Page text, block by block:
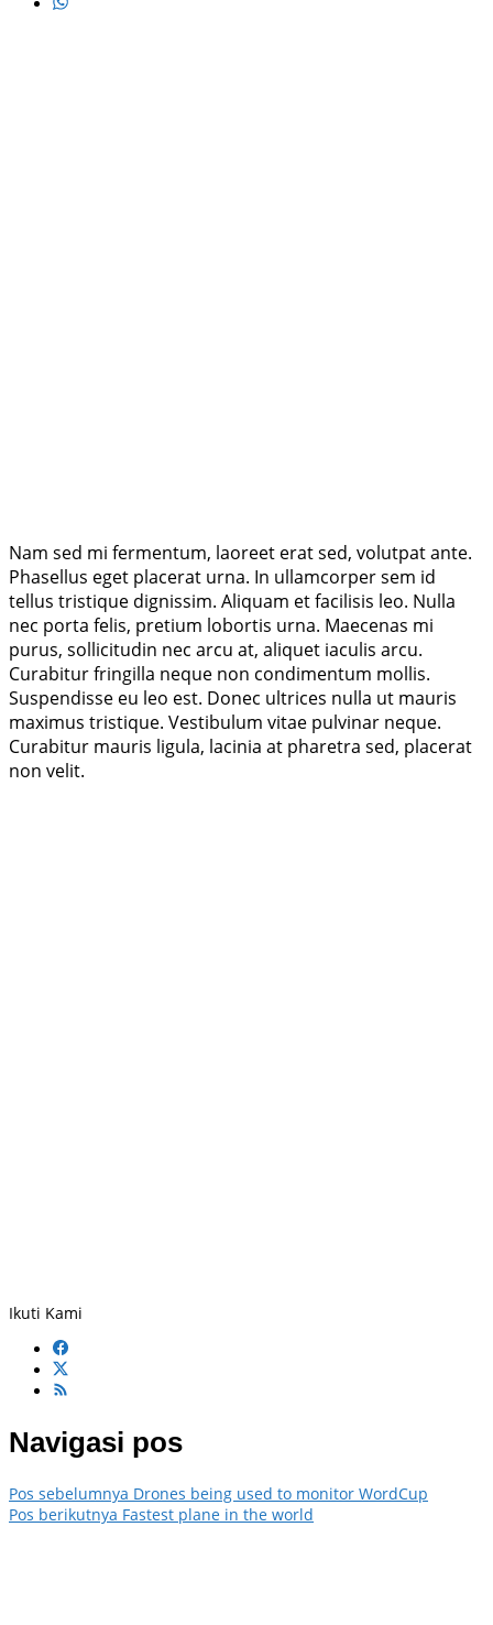
Nam sed mi fermentum, laoreet erat sed, volutpat ante.
Phasellus eget placerat urna. In ullamcorper sem id
tellus tristique dignissim. Aliquam et facilisis leo. Nulla
nec porta felis, pretium lobortis urna. Maecenas mi
purus, sollicitudin nec arcu at, aliquet iaculis arcu.
Curabitur fringilla neque non condimentum mollis.
Suspendisse eu leo est. Donec ultrices nulla ut mauris
maximus tristique. Vestibulum vitae pulvinar neque.
Curabitur mauris ligula, lacinia at pharetra sed, placerat
non velit.
Ikuti Kami
Navigasi pos
Pos sebelumnya Drones being used to monitor WordCup
Pos berikutnya Fastest plane in the world